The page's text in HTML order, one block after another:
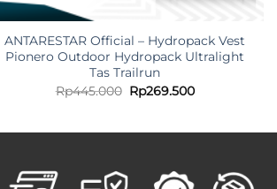
ANTARESTAR Official – Hydropack Vest
Pionero Outdoor Hydropack Ultralight
Tas Trailrun
Rp445.000 Original
price
Rp269.500Current